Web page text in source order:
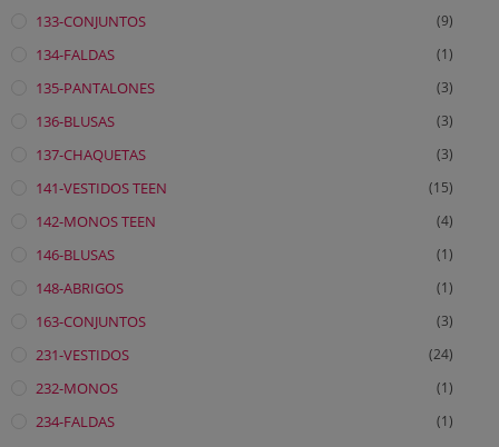
133-CONJUNTOS (9)
134-FALDAS (1)
135-PANTALONES (3)
136-BLUSAS (3)
137-CHAQUETAS (3)
141-VESTIDOS TEEN (15)
142-MONOS TEEN (4)
146-BLUSAS (1)
148-ABRIGOS (1)
163-CONJUNTOS (3)
231-VESTIDOS (24)
232-MONOS (1)
234-FALDAS (1)